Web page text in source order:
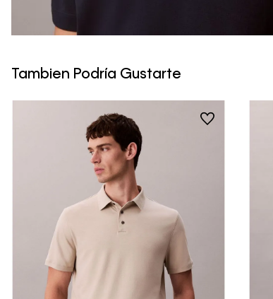
Tambien Podría Gustarte